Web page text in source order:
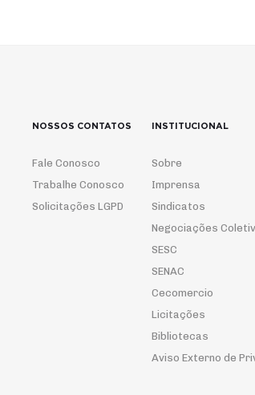
NOSSOS CONTATOS
Fale Conosco
Trabalhe Conosco
Solicitações LGPD
INSTITUCIONAL
Sobre
Imprensa
Sindicatos
Negociações
SESC
SENAC
Cecomercio
Licitações
Bibliotecas
Aviso Externo de